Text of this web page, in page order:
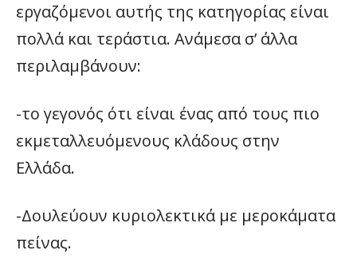
εργαζόμενοι αυτής της κατηγορίας είναι
πολλά και τεράστια. Ανάμεσα σ’ άλλα
περιλαμβάνουν:
-το γεγονός ότι είναι ένας από τους πιο
εκμεταλλευόμενους κλάδους στην
Ελλάδα.
-Δουλεύουν κυριολεκτικά με μεροκάματα
πείνας.